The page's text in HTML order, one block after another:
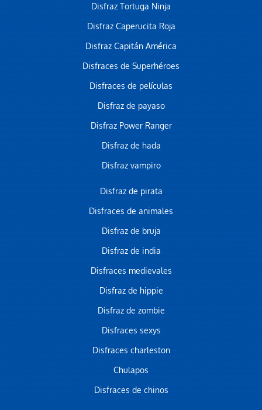
Disfraz Tortuga Ninja
Disfraz Caperucita Roja
Disfraz Capitán América
Disfraces de Superhéroes
Disfraces de películas
Disfraz de payaso
Disfraz Power Ranger
Disfraz de hada
Disfraz vampiro
Disfraz de pirata
Disfraces de animales
Disfraz de bruja
Disfraz de india
Disfraces medievales
Disfraz de hippie
Disfraz de zombie
Disfraces sexys
Disfraces charleston
Chulapos
Disfraces de chinos